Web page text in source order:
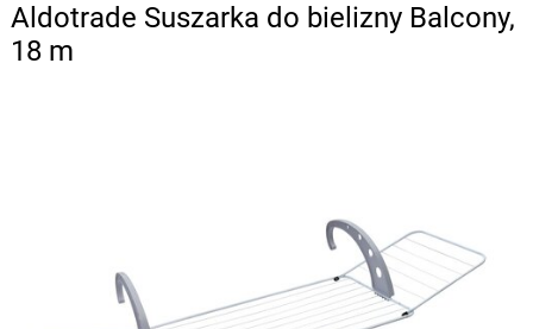
Aldotrade Suszarka do bielizny Balcony,
18 m